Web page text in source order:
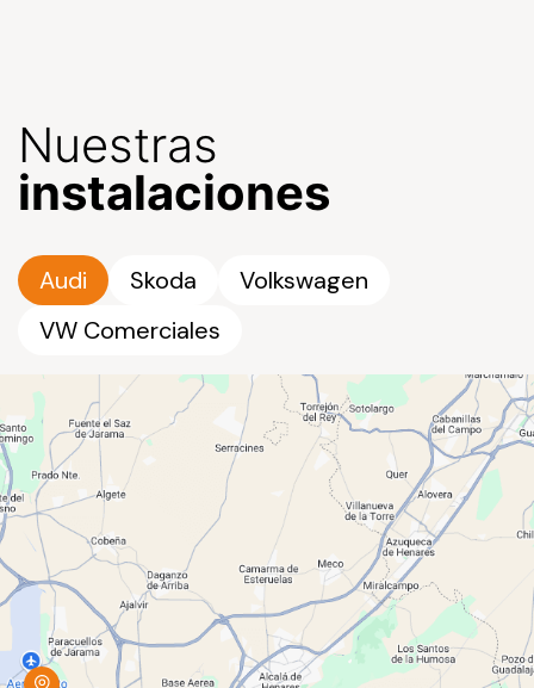
Nuestras
instalaciones
Audi Skoda
Volkswagen
VW Comerciales